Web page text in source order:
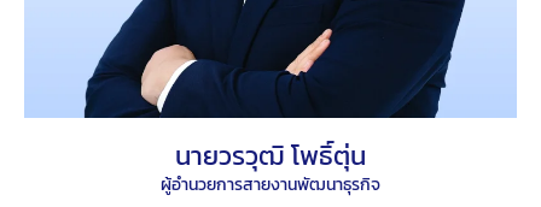
นายวรวุฒิ โพธิ์ตุ่น
ผู้อำนวยการสายงานพัฒนาธุรกิจ